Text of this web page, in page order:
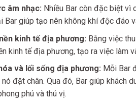
âm nhạc: Nhiều Bar còn đặc biệt vì
Bar giúp tạo nên không khí độc đáo
kinh tế địa phương: Bằng việc
kinh tế địa phương, tạo ra việc làm
và lối sống địa phương: Mỗi Bar
đặt chân. Qua đó, Bar giúp khách
phú và thú vị.